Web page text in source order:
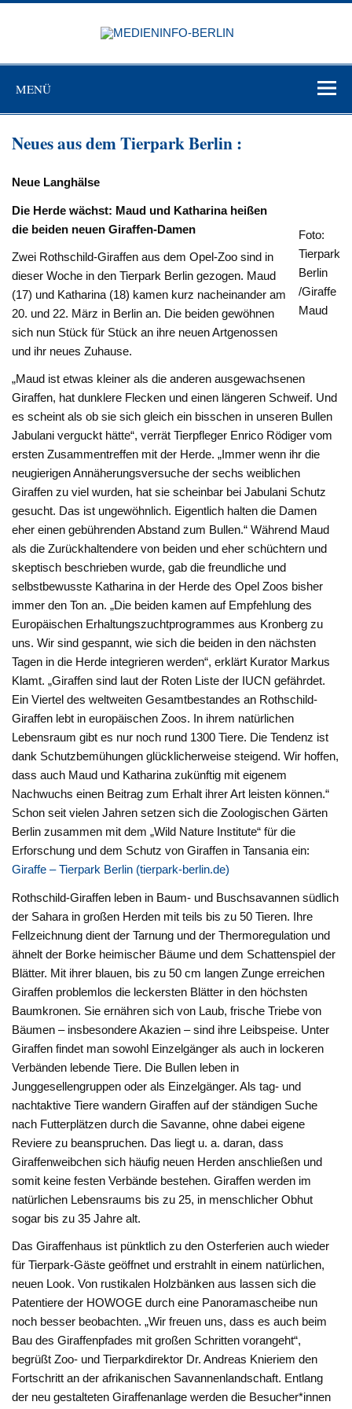
Zum
MENÜ
Neues aus dem Tierpark Berlin :
Neue Langhälse
Foto:
Tierpark
Berlin
/Giraffe
Maud
Die Herde wächst: Maud und Katharina heißen
die beiden neuen Giraffen-Damen
Zwei Rothschild-Giraffen aus dem Opel-Zoo sind in
dieser Woche in den Tierpark Berlin gezogen. Maud
(17) und Katharina (18) kamen kurz nacheinander am
20. und 22. März in Berlin an. Die beiden gewöhnen
sich nun Stück für Stück an ihre neuen Artgenossen
und ihr neues Zuhause.
„Maud ist etwas kleiner als die anderen ausgewachsenen
Giraffen, hat dunklere Flecken und einen längeren Schweif. Und
es scheint als ob sie sich gleich ein bisschen in unseren Bullen
Jabulani verguckt hätte“, verrät Tierpfleger Enrico Rödiger vom
ersten Zusammentreffen mit der Herde. „Immer wenn ihr die
neugierigen Annäherungsversuche der sechs weiblichen
Giraffen zu viel wurden, hat sie scheinbar bei Jabulani Schutz
gesucht. Das ist ungewöhnlich. Eigentlich halten die Damen
eher einen gebührenden Abstand zum Bullen.“ Während Maud
als die Zurückhaltendere von beiden und eher schüchtern und
skeptisch beschrieben wurde, gab die freundliche und
selbstbewusste Katharina in der Herde des Opel Zoos bisher
immer den Ton an. „Die beiden kamen auf Empfehlung des
Europäischen Erhaltungszuchtprogrammes aus Kronberg zu
uns. Wir sind gespannt, wie sich die beiden in den nächsten
Tagen in die Herde integrieren werden“, erklärt Kurator Markus
Klamt. „Giraffen sind laut der Roten Liste der IUCN gefährdet.
Ein Viertel des weltweiten Gesamtbestandes an Rothschild-
Giraffen lebt in europäischen Zoos. In ihrem natürlichen
Lebensraum gibt es nur noch rund 1300 Tiere. Die Tendenz ist
dank Schutzbemühungen glücklicherweise steigend. Wir hoffen,
dass auch Maud und Katharina zukünftig mit eigenem
Nachwuchs einen Beitrag zum Erhalt ihrer Art leisten können.“
Schon seit vielen Jahren setzen sich die Zoologischen Gärten
Berlin zusammen mit dem „Wild Nature Institute“ für die
Erforschung und dem Schutz von Giraffen in Tansania ein:
Giraffe – Tierpark Berlin (tierpark-berlin.de)
Rothschild-Giraffen leben in Baum- und Buschsavannen südlich
der Sahara in großen Herden mit teils bis zu 50 Tieren. Ihre
Fellzeichnung dient der Tarnung und der Thermoregulation und
ähnelt der Borke heimischer Bäume und dem Schattenspiel der
Blätter. Mit ihrer blauen, bis zu 50 cm langen Zunge erreichen
Giraffen problemlos die leckersten Blätter in den höchsten
Baumkronen. Sie ernähren sich von Laub, frische Triebe von
Bäumen – insbesondere Akazien – sind ihre Leibspeise. Unter
Giraffen findet man sowohl Einzelgänger als auch in lockeren
Verbänden lebende Tiere. Die Bullen leben in
Junggesellengruppen oder als Einzelgänger. Als tag- und
nachtaktive Tiere wandern Giraffen auf der ständigen Suche
nach Futterplätzen durch die Savanne, ohne dabei eigene
Reviere zu beanspruchen. Das liegt u. a. daran, dass
Giraffenweibchen sich häufig neuen Herden anschließen und
somit keine festen Verbände bestehen. Giraffen werden im
natürlichen Lebensraums bis zu 25, in menschlicher Obhut
sogar bis zu 35 Jahre alt.
Das Giraffenhaus ist pünktlich zu den Osterferien auch wieder
für Tierpark-Gäste geöffnet und erstrahlt in einem natürlichen,
neuen Look. Von rustikalen Holzbänken aus lassen sich die
Patentiere der HOWOGE durch eine Panoramascheibe nun
noch besser beobachten. „Wir freuen uns, dass es auch beim
Bau des Giraffenpfades mit großen Schritten vorangeht“,
begrüßt Zoo- und Tierparkdirektor Dr. Andreas Knieriem den
Fortschritt an der afrikanischen Savannenlandschaft. Entlang
der neu gestalteten Giraffenanlage werden die Besucher*innen